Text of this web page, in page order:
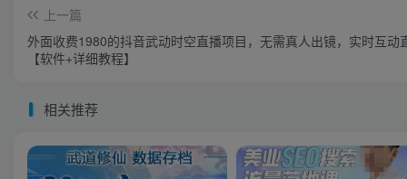
上一篇
外面收费1980的抖音武动时空直播项目，无需真人出镜，实时互动
【软件+详细教程】
相关推荐